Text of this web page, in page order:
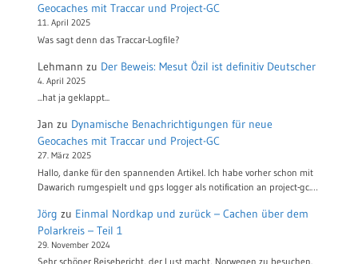
Geocaches mit Traccar und Project-GC
11. April 2025
Was sagt denn das Traccar-Logfile?
Lehmann zu Der Beweis: Mesut Özil ist definitiv Deutscher
4. April 2025
...hat ja geklappt...
Jan zu Dynamische Benachrichtigungen für neue
Geocaches mit Traccar und Project-GC
27. März 2025
Hallo, danke für den spannenden Artikel. Ich habe vorher schon mit
Dawarich rumgespielt und gps logger als notification an project-gc.…
Jörg zu Einmal Nordkap und zurück – Cachen über dem
Polarkreis – Teil 1
29. November 2024
Sehr schöner Reisebericht, der Lust macht, Norwegen zu besuchen.